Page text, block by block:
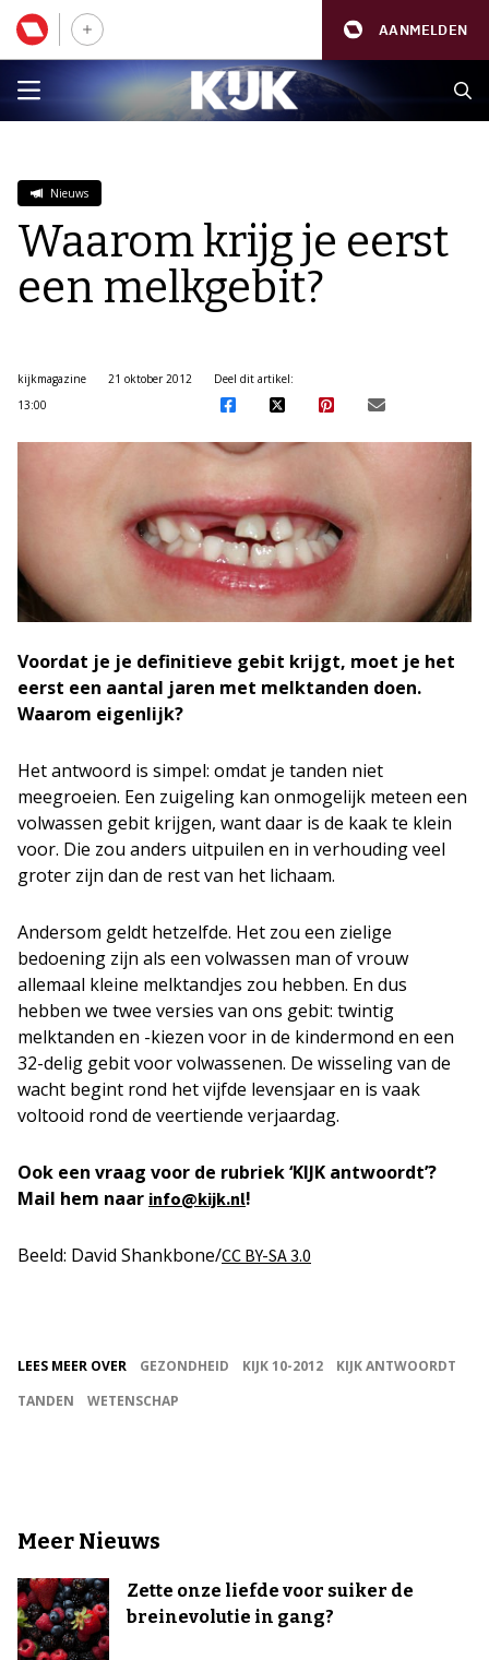
AANMELDEN
Nieuws
Waarom krijg je eerst
een melkgebit?
kijkmagazine
21 oktober 2012
13:00
Deel dit artikel:
Voordat je je definitieve gebit krijgt, moet je het
eerst een aantal jaren met melktanden doen.
Waarom eigenlijk?
Het antwoord is simpel: omdat je tanden niet
meegroeien. Een zuigeling kan onmogelijk meteen een
volwassen gebit krijgen, want daar is de kaak te klein
voor. Die zou anders uitpuilen en in verhouding veel
groter zijn dan de rest van het lichaam.
Andersom geldt hetzelfde. Het zou een zielige
bedoening zijn als een volwassen man of vrouw
allemaal kleine melktandjes zou hebben. En dus
hebben we twee versies van ons gebit: twintig
melktanden en -kiezen voor in de kindermond en een
32-delig gebit voor volwassenen. De wisseling van de
wacht begint rond het vijfde levensjaar en is vaak
voltooid rond de veertiende verjaardag.
Ook een vraag voor de rubriek ‘KIJK antwoordt’?
Mail hem naar info@kijk.nl!
Beeld: David Shankbone/CC BY-SA 3.0
LEES MEER OVER GEZONDHEID KIJK 10-2012
KIJK ANTWOORDT
TANDEN
WETENSCHAP
Meer Nieuws
Zette onze liefde voor suiker de
breinevolutie in gang?